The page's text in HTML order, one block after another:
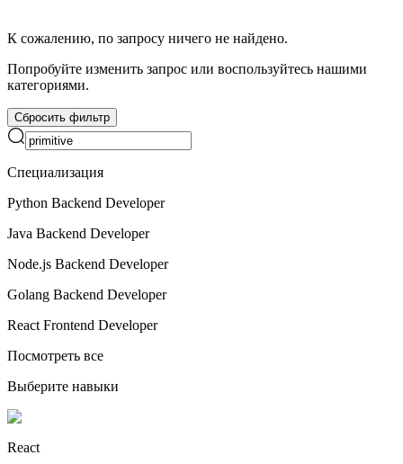
К сожалению, по запросу ничего не найдено.
Попробуйте изменить запрос или воспользуйтесь нашими
категориями.
Сбросить фильтр
Специализация
Python Backend Developer
Java Backend Developer
Node.js Backend Developer
Golang Backend Developer
React Frontend Developer
Посмотреть все
Выберите навыки
React